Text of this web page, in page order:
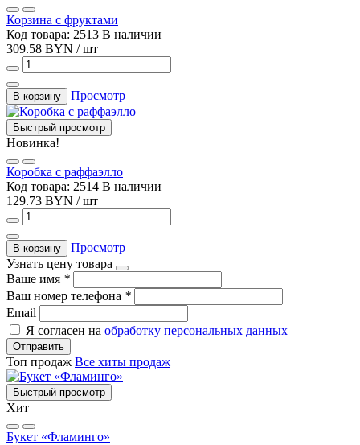
Корзина с фруктами
Код товара: 2513 В наличии
309.58 BYN / шт
В корзину Просмотр
Быстрый просмотр
Новинка!
Коробка с раффаэлло
Код товара: 2514 В наличии
129.73 BYN / шт
В корзину
Просмотр
Узнать цену товара
Ваше имя *
Ваш номер телефона *
Email
Я согласен на обработку персональных данных
Отправить
Топ продаж Все хиты продаж
Быстрый просмотр
Хит
Букет «Фламинго»